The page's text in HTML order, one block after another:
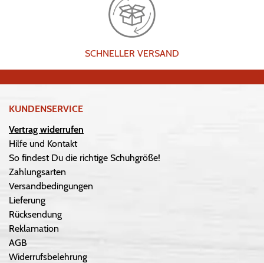
SCHNELLER VERSAND
KUNDENSERVICE
Vertrag widerrufen
Hilfe und Kontakt
So findest Du die richtige Schuhgröße!
Zahlungsarten
Versandbedingungen
Lieferung
Rücksendung
Reklamation
AGB
Widerrufsbelehrung